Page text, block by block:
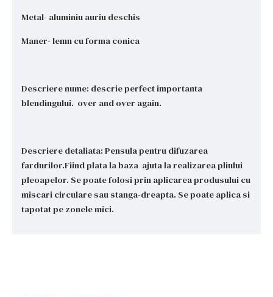
Metal- aluminiu auriu deschis
Maner- lemn cu forma conica
Descriere nume: descrie perfect importanta
blendingului. over and over again.
Descriere detaliata: Pensula pentru difuzarea
fardurilor.Fiind plata la baza ajuta la realizarea pliului
pleoapelor. Se poate folosi prin aplicarea produsului cu
miscari circulare sau stanga-dreapta. Se poate aplica si
tapotat pe zonele mici.